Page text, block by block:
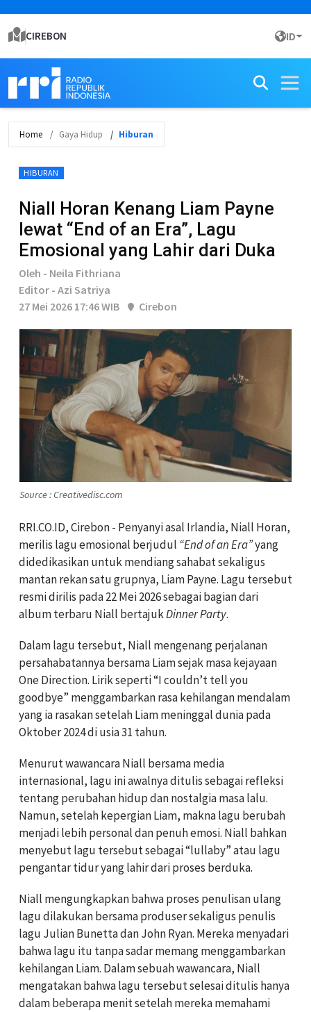
CIREBON ID
Home Gaya Hidup Hiburan
HIBURAN
Niall Horan Kenang Liam Payne
lewat “End of an Era”, Lagu
Emosional yang Lahir dari Duka
Oleh - Neila Fithriana
Editor - Azi Satriya
27 Mei 2026 17:46 WIB
Cirebon
Source : Creativedisc.com
RRI.CO.ID, Cirebon - Penyanyi asal Irlandia, Niall Horan,
merilis lagu emosional berjudul “End of an Era”yang
didedikasikan untuk mendiang sahabat sekaligus
mantan rekan satu grupnya, Liam Payne. Lagu tersebut
resmi dirilis pada 22 Mei 2026 sebagai bagian dari
album terbaru Niall bertajukDinner Party.
Dalam lagu tersebut, Niall mengenang perjalanan
persahabatannya bersama Liam sejak masa kejayaan
One Direction. Lirik seperti “I couldn’t tell you
goodbye” menggambarkan rasa kehilangan mendalam
yang ia rasakan setelah Liam meninggal dunia pada
Oktober 2024 di usia 31 tahun.
Menurut wawancara Niall bersama media
internasional, lagu ini awalnya ditulis sebagai refleksi
tentang perubahan hidup dan nostalgia masa lalu.
Namun, setelah kepergian Liam, makna lagu berubah
menjadi lebih personal dan penuh emosi. Niall bahkan
menyebut lagu tersebut sebagai “lullaby” atau lagu
pengantar tidur yang lahir dari proses berduka.
Niall mengungkapkan bahwa proses penulisan ulang
lagu dilakukan bersama produser sekaligus penulis
lagu Julian Bunetta dan John Ryan. Mereka menyadari
bahwa lagu itu tanpa sadar memang menggambarkan
kehilangan Liam. Dalam sebuah wawancara, Niall
mengatakan bahwa lagu tersebut selesai ditulis hanya
dalam beberapa menit setelah mereka memahami